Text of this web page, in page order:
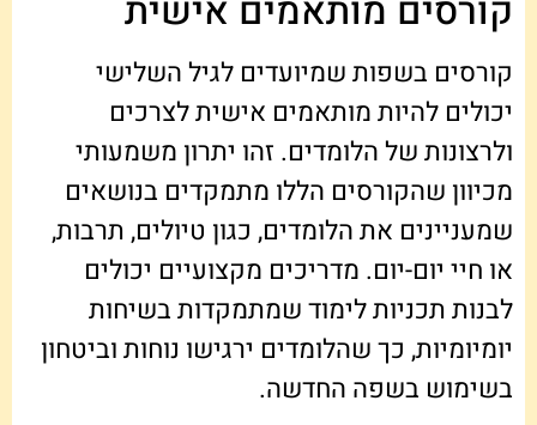
קורסים מותאמים אישית
קורסים בשפות שמיועדים לגיל השלישי
יכולים להיות מותאמים אישית לצרכים
ולרצונות של הלומדים. זהו יתרון משמעותי
מכיוון שהקורסים הללו מתמקדים בנושאים
שמעניינים את הלומדים, כגון טיולים, תרבות,
או חיי יום-יום. מדריכים מקצועיים יכולים
לבנות תכניות לימוד שמתמקדות בשיחות
יומיומיות, כך שהלומדים ירגישו נוחות וביטחון
בשימוש בשפה החדשה.